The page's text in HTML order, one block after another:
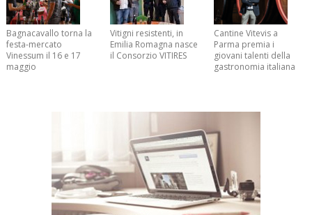
Bagnacavallo torna la
festa-mercato
Vinessum il 16 e 17
maggio
Vitigni resistenti, in
Emilia Romagna nasce
il Consorzio VITIRES
Cantine Vitevis a
Parma premia i
giovani talenti della
gastronomia italiana